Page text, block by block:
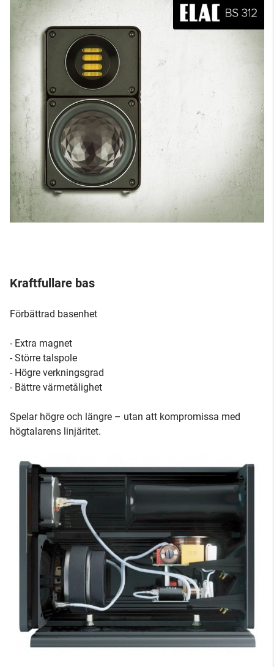
Kraftfullare bas
Förbättrad basenhet
- Extra magnet
- Större talspole
- Högre verkningsgrad
- Bättre värmetålighet
Spelar högre och längre – utan att kompromissa med
högtalarens linjäritet.